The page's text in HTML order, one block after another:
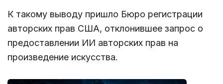
К такому выводу пришло Бюро регистрации
авторских прав США, отклонившее запрос о
предоставлении ИИ авторских прав на
произведение искусства.